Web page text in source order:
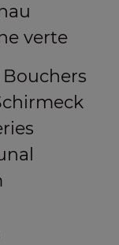
verte